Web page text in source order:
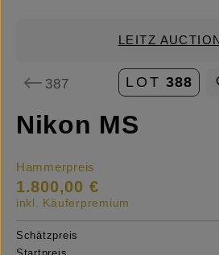
LEITZ
387 LOT 388
Nikon MS
Hammerpreis
1.800,00 €
inkl. Käuferpremium
Schätzpreis